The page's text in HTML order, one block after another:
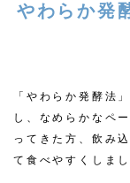
やわらか発
「やわらか発酵法
し、なめらかなペ
ってきた方、飲み
て食べやすくしまし